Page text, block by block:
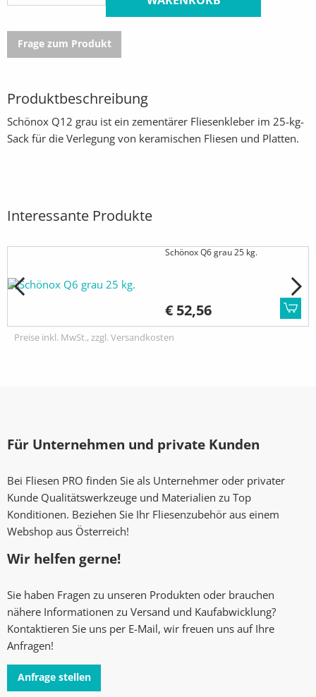
Frage zum Produkt
Produktbeschreibung
Schönox Q12 grau ist ein zementärer Fliesenkleber im 25-kg-
Sack für die Verlegung von keramischen Fliesen und Platten.
Interessante Produkte
Schönox Q6 grau 25 kg.
€ 52,56
Preise inkl. MwSt., zzgl. Versandkosten
Für Unternehmen und private Kunden
Bei Fliesen PRO finden Sie als Unternehmer oder privater
Kunde Qualitätswerkzeuge und Materialien zu Top
Konditionen. Beziehen Sie Ihr Fliesenzubehör aus einem
Webshop aus Österreich!
Wir helfen gerne!
Sie haben Fragen zu unseren Produkten oder brauchen
nähere Informationen zu Versand und Kaufabwicklung?
Kontaktieren Sie uns per E-Mail, wir freuen uns auf Ihre
Anfragen!
Anfrage stellen